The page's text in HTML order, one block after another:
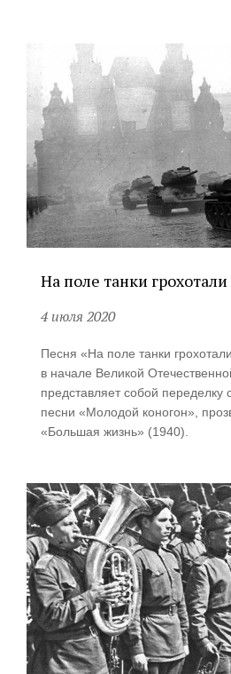
На поле танки грохотали
4 июля 2020
Песня «На поле танки
в начале Великой
представляет собой переделку
песни «Молодой коногон»,
«Большая жизнь» (1940).